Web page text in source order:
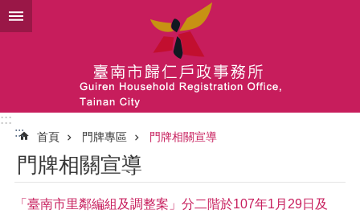
跳到主要內容區塊
:::
:::
首頁 門牌專區 門牌相關宣導
門牌相關宣導
「臺南市里鄰編組及調整案」分二階於107年1月29日及